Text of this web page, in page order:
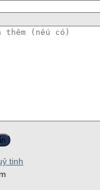
tinh